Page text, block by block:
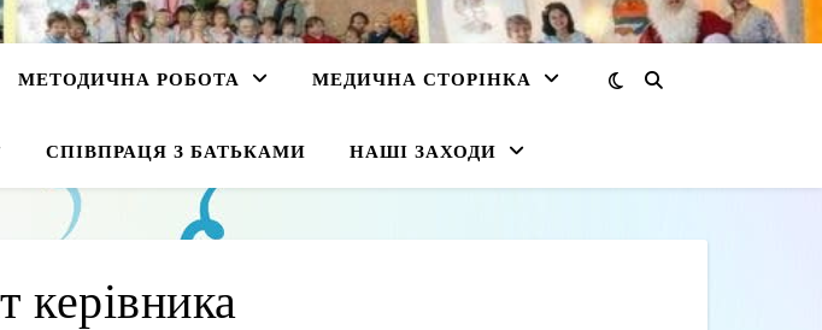
МЕТОДИЧНА РОБОТА МЕДИЧНА СТОРІНКА
СПІВПРАЦЯ З БАТЬКАМИ НАШІ ЗАХОДИ
керівника